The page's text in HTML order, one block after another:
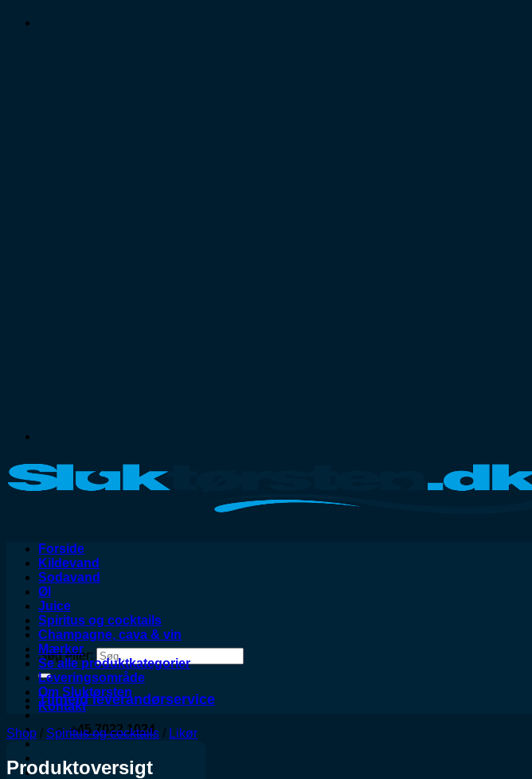
Søg efter:
Tilmeld leverandørservice
+45 7022 1024
Forside
Kildevand
Sodavand
Øl
Juice
Spiritus og cocktails
Champagne, cava & vin
Mærker
Se alle produktkategorier
Leveringsområde
Om Sluktørsten
Kontakt
Shop / Spiritus og cocktails / Likør
Produktoversigt